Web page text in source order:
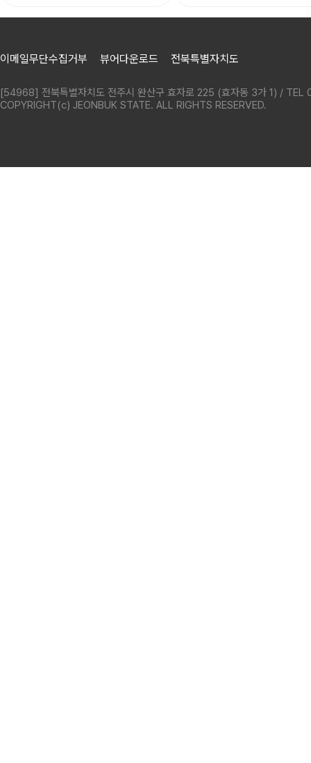
이메일무단수집거부 뷰어다운로드 전북특별자치도
[54968] 전북특별자치도 전주시 완산구 효자로 225 (효자동 3가 1) /
COPYRIGHT(c) JEONBUK STATE. ALL RIGHTS RESERVED.